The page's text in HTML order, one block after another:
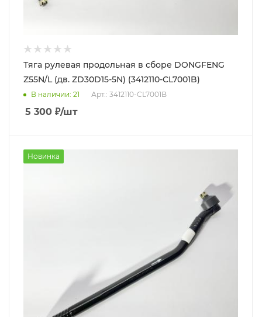
Тяга рулевая продольная в сборе DONGFENG
Z55N/L (дв. ZD30D15-5N) (3412110-CL7001B)
В наличии: 21 Арт.: 3412110-CL7001B
5 300 ₽/шт
Новинка